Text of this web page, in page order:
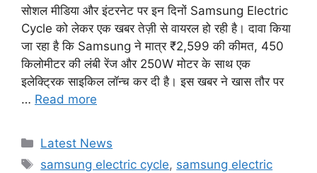
सोशल मीडिया और इंटरनेट पर इन दिनों Samsung Electric
Cycle को लेकर एक खबर तेज़ी से वायरल हो रही है। दावा किया
जा रहा है कि Samsung ने मात्र ₹2,599 की कीमत, 450
किलोमीटर की लंबी रेंज और 250W मोटर के साथ एक
इलेक्ट्रिक साइकिल लॉन्च कर दी है। इस खबर ने खास तौर पर
… Read more
Categories
Latest News
Tags
samsung electric cycle, samsung electric